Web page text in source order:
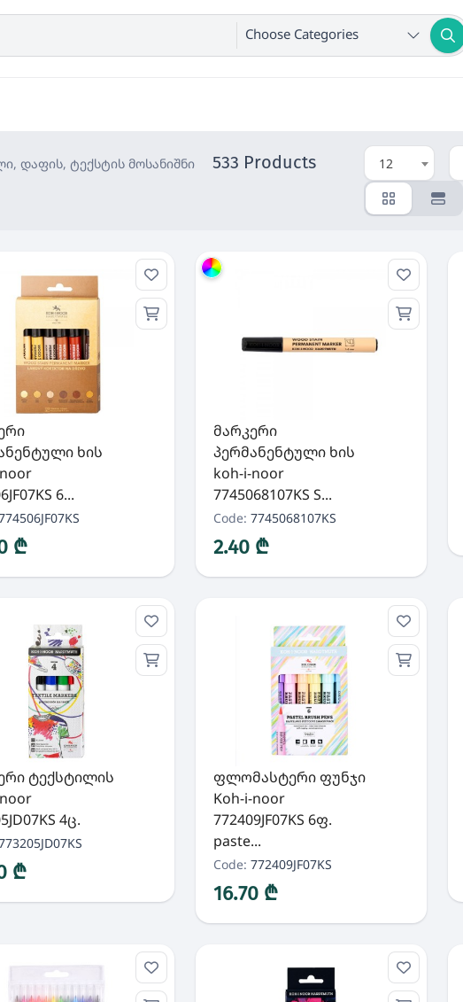
Choose Categories
დაფის, ტექსტის მოსანიშნი 533 Products 12
ხის
6...
₾
მარკერი
პერმანენტული ხის
koh-i-noor
7745068107KS S...
Code: 7745068107KS
2.40 ₾
ტექსტილის
4ც.
₾
ფლომასტერი ფუნჯი
Koh-i-noor
772409JF07KS 6ფ.
paste...
Code: 772409JF07KS
16.70 ₾